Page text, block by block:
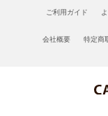
ご利用ガイド
会社概要 特定商